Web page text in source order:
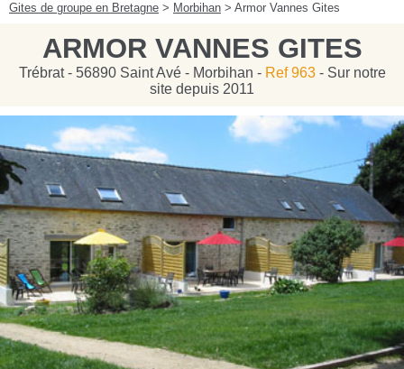
Gites de groupe en Bretagne > Morbihan > Armor Vannes Gites
ARMOR VANNES GITES
Trébrat - 56890 Saint Avé - Morbihan - Ref 963- Sur notre
site depuis 2011